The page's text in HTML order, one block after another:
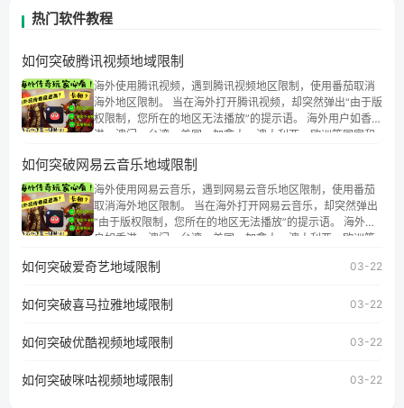
热门软件教程
如何突破腾讯视频地域限制
海外使用腾讯视频，遇到腾讯视频地区限制，使用番茄取消
海外地区限制。 当在海外打开腾讯视频，却突然弹出“由于版
权限制，您所在的地区无法播放”的提示语。 海外用户如香
港、澳门、台湾、美国、加拿大、澳大利亚、欧洲等国家和
权限制问题，且仅能在中国大陆地区播放。 遇到这个问题的
朋友们，使用番茄回国加速器，即可解决「海外用户收听腾
讯视频地区版权限制」的问题，无论人在香港、澳门、台
湾、美国、加拿大、澳大利亚、欧洲等国家和地区工作、留
学、定居等，都可以使用，不再因地区和版权限制所困扰。
如何突破网易云音乐地域限制
海外使用网易云音乐，遇到网易云音乐地区限制，使用番茄
取消海外地区限制。 当在海外打开网易云音乐，却突然弹出
“由于版权限制，您所在的地区无法播放”的提示语。 海外用
户如香港、澳门、台湾、美国、加拿大、澳大利亚、欧洲等
地区及版权限制问题，且仅能在中国大陆地区播放。 遇到这
户收听网易云音乐地区版权限制」的问题，无论人在香港、
工作、留学、定居等，都可以使用，不再因地区和版权限制
所困扰。
如何突破爱奇艺地域限制 03-22
如何突破喜马拉雅地域限制 03-22
如何突破优酷视频地域限制 03-22
如何突破咪咕视频地域限制 03-22